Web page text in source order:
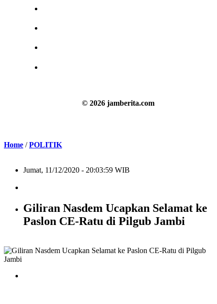
© 2026 jamberita.com
Home /POLITIK
Jumat, 11/12/2020 - 20:03:59 WIB
Giliran Nasdem Ucapkan Selamat ke
Paslon CE-Ratu di Pilgub Jambi